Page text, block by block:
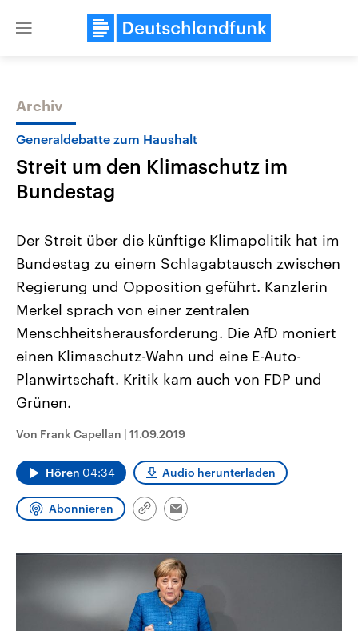
Close
Themen
USA
Aktuelle Beiträge, Analysen und
Hintergründe
Wirtschaftlich und militärisch
gehören die Vereinigten Staaten zu
den mächtigsten Ländern der Erde,
mit großem Einfluss auf das
Nahostkonflikt
Aktuelle Lage und
Der Überfall der
Terrororganisation Hamas
Oktober 2023 auf Israel
Region wieder die Gewalt
Israel möchte die Hamas
Libanon vom Iran
Sendungen
Archiv
Generaldebatte zum Haushalt
Streit um den Klimaschutz im
Bundestag
Der Streit über die künftige Klimapolitik hat im
Bundestag zu einem Schlagabtausch zwischen
Regierung und Opposition geführt. Kanzlerin
Merkel sprach von einer zentralen
Menschheitsherausforderung. Die AfD moniert
einen Klimaschutz-Wahn und eine E-Auto-
Planwirtschaft. Kritik kam auch von FDP und
Grünen.
Von Frank Capellan | 11.09.2019
Hören 04:34 Audio herunterladen
Abonnieren
Link
Email